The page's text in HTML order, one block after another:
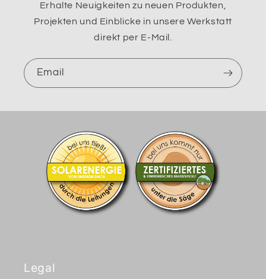
Erhalte Neuigkeiten zu neuen Produkten,
Projekten und Einblicke in unsere Werkstatt
direkt per E-Mail.
Email
Legal